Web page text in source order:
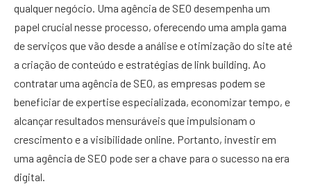
qualquer negócio. Uma agência de SEO desempenha um
papel crucial nesse processo, oferecendo uma ampla gama
de serviços que vão desde a análise e otimização do site até
a criação de conteúdo e estratégias de link building. Ao
contratar uma agência de SEO, as empresas podem se
beneficiar de expertise especializada, economizar tempo, e
alcançar resultados mensuráveis que impulsionam o
crescimento e a visibilidade online. Portanto, investir em
uma agência de SEO pode ser a chave para o sucesso na era
digital.